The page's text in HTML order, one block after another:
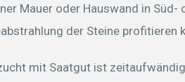
Mauer oder Hauswand in
der Steine profitieren
mit Saatgut ist